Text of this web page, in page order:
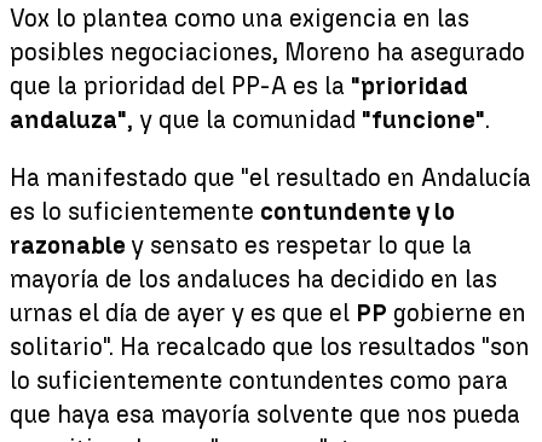
Vox lo plantea como una exigencia en las
posibles negociaciones, Moreno ha asegurado
que la prioridad del PP-A es la "prioridad
andaluza", y que la comunidad "funcione".
Ha manifestado que "el resultado en Andalucía
es lo suficientemente contundente y lo
razonable y sensato es respetar lo que la
mayoría de los andaluces ha decidido en las
urnas el día de ayer y es que el PP gobierne en
solitario". Ha recalcado que los resultados "son
lo suficientemente contundentes como para
que haya esa mayoría solvente que nos pueda